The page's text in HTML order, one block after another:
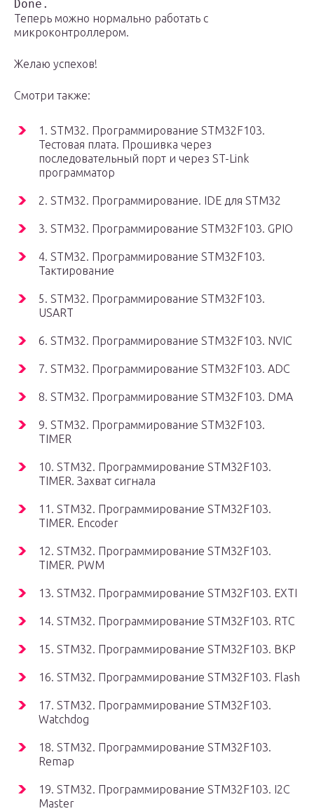
Теперь можно нормально работать с
микроконтроллером.
Желаю успехов!
Смотри также:
1. STM32. Программирование STM32F103.
Тестовая плата. Прошивка через
последовательный порт и через ST-Link
программатор
2. STM32. Программирование. IDE для STM32
3. STM32. Программирование STM32F103. GPIO
4. STM32. Программирование STM32F103.
Тактирование
5. STM32. Программирование STM32F103.
USART
6. STM32. Программирование STM32F103. NVIC
7. STM32. Программирование STM32F103. ADC
8. STM32. Программирование STM32F103. DMA
9. STM32. Программирование STM32F103.
TIMER
10. STM32. Программирование STM32F103.
TIMER. Захват сигнала
11. STM32. Программирование STM32F103.
TIMER. Encoder
12. STM32. Программирование STM32F103.
TIMER. PWM
13. STM32. Программирование STM32F103. EXTI
14. STM32. Программирование STM32F103. RTC
15. STM32. Программирование STM32F103. BKP
16. STM32. Программирование STM32F103. Flash
17. STM32. Программирование STM32F103.
Watchdog
18. STM32. Программирование STM32F103.
Remap
19. STM32. Программирование STM32F103. I2C
Master